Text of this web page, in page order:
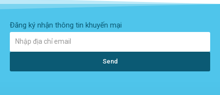
Đăng ký nhận thông tin khuyến mại
Send